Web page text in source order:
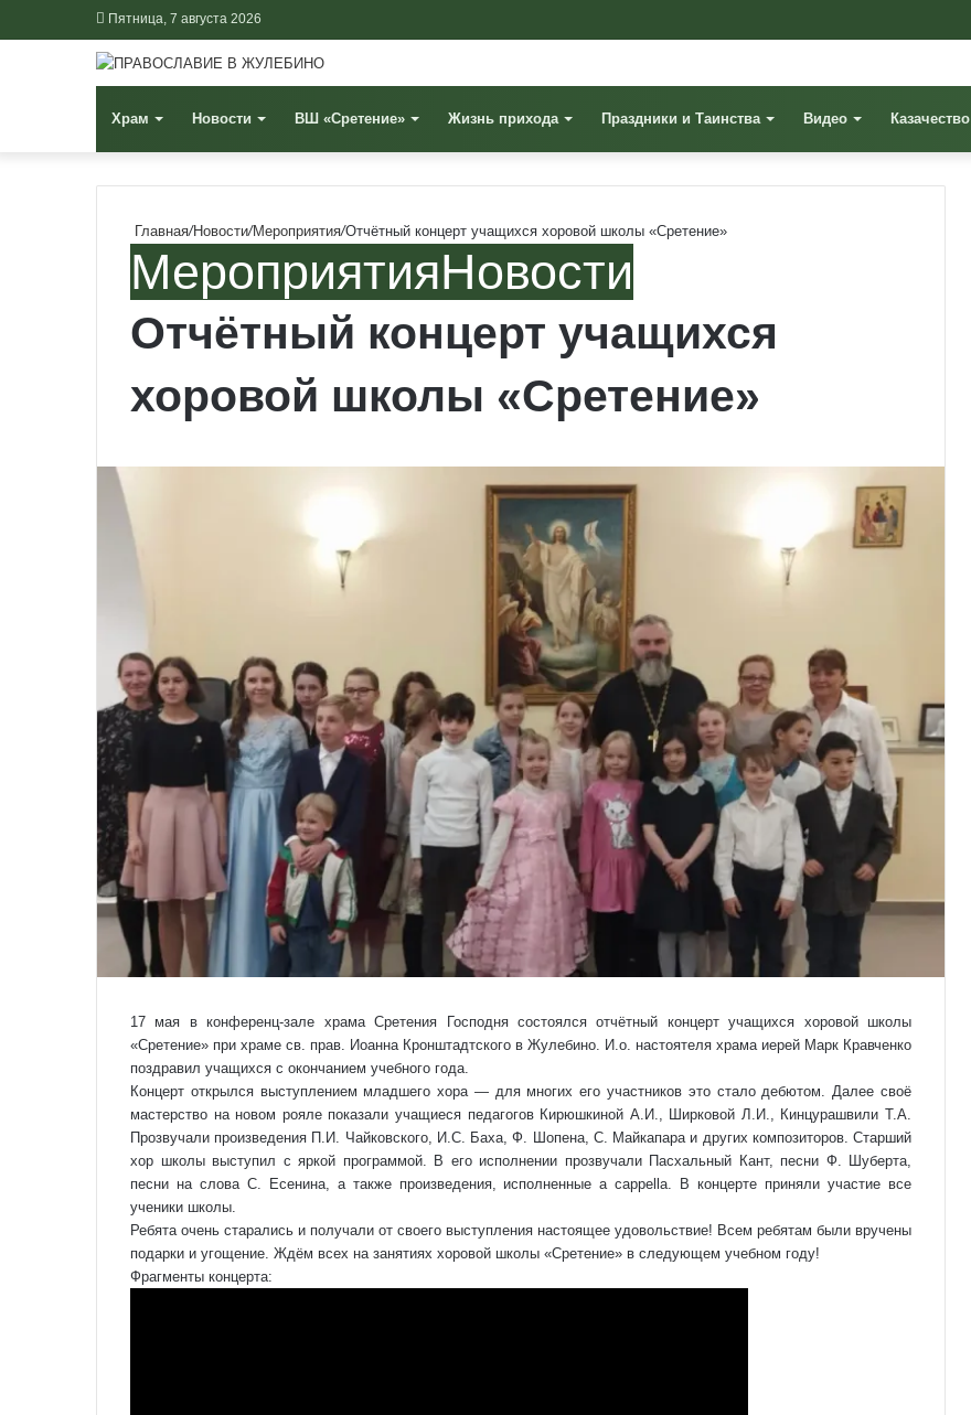
Пятница, 7 августа 2026
Храм Новости ВШ «Сретение» Жизнь прихода Праздники и Таинства Видео Казачество
Главная/Новости/Мероприятия/Отчётный концерт учащихся хоровой школы «Сретение»
МероприятияНовости
Отчётный концерт учащихся
хоровой школы «Сретение»
17 мая в конференц-зале храма Сретения Господня состоялся отчётный концерт учащихся хоровой школы
«Сретение» при храме св. прав. Иоанна Кронштадтского в Жулебино. И.о. настоятеля храма иерей Марк Кравченко
поздравил учащихся с окончанием учебного года.
Концерт открылся выступлением младшего хора — для многих его участников это стало дебютом. Далее своё
мастерство на новом рояле показали учащиеся педагогов Кирюшкиной А.И., Ширковой Л.И., Кинцурашвили Т.А.
Прозвучали произведения П.И. Чайковского, И.С. Баха, Ф. Шопена, С. Майкапара и других композиторов. Старший
хор школы выступил с яркой программой. В его исполнении прозвучали Пасхальный Кант, песни Ф. Шуберта,
песни на слова С. Есенина, а также произведения, исполненныеa cappella . В концерте приняли участие все
ученики школы.
Ребята очень старались и получали от своего выступления настоящее удовольствие! Всем ребятам были вручены
подарки и угощение. Ждём всех на занятиях хоровой школы «Сретение» в следующем учебном году!
Фрагменты концерта: